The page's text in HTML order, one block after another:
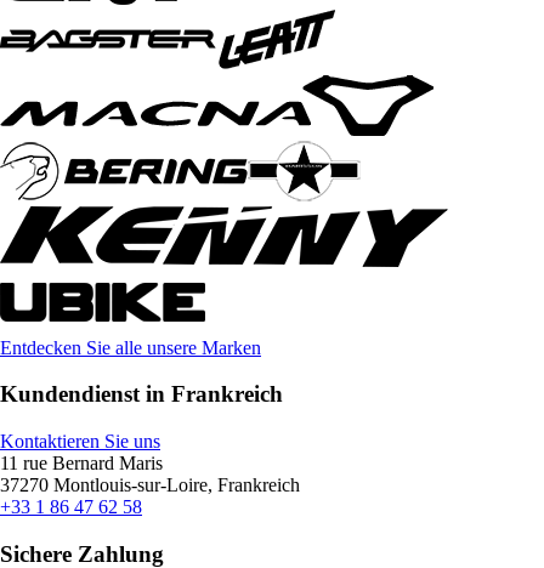
Entdecken Sie alle unsere Marken
Kundendienst in Frankreich
Kontaktieren Sie uns
11 rue Bernard Maris
37270 Montlouis-sur-Loire, Frankreich
+33 1 86 47 62 58
Sichere Zahlung